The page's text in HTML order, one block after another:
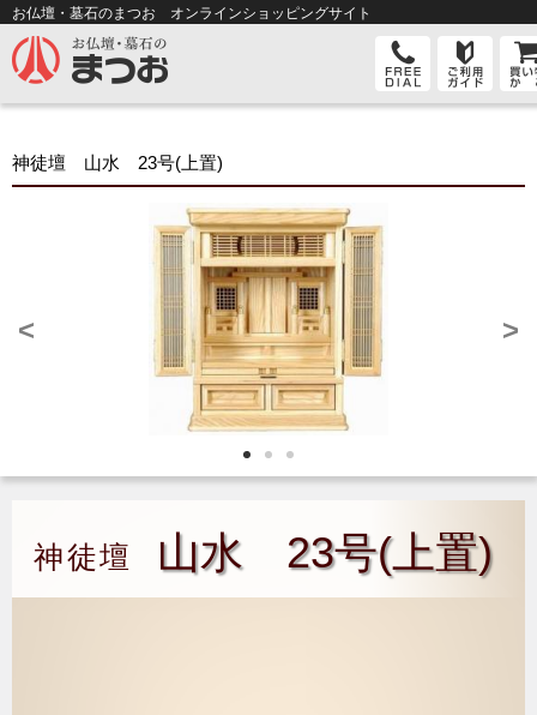
お仏壇・墓石のまつお オンラインショッピングサイト
神徒壇 山水 23号(上置)
< >
神徒壇 山水 23号(上置)